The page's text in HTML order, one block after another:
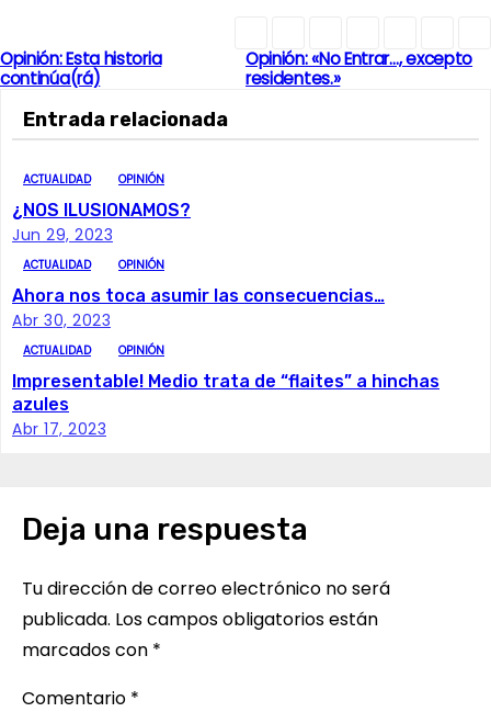
N
e
g
a
ó
Opinión: «No Entrar…, excepto
residentes.»
Opinión: Esta historia
continúa(rá)
Entrada relacionada
ACTUALIDAD OPINIÓN
¿NOS ILUSIONAMOS?
Jun 29, 2023
ACTUALIDAD OPINIÓN
Ahora nos toca asumir las consecuencias…
Abr 30, 2023
ACTUALIDAD OPINIÓN
Impresentable! Medio trata de “flaites” a hinchas
azules
Abr 17, 2023
Deja una respuesta
Tu dirección de correo electrónico no será
publicada. Los campos obligatorios están
marcados con *
Comentario *